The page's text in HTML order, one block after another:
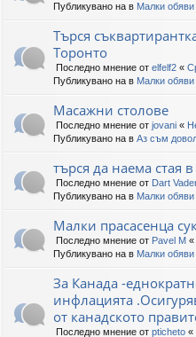
Публикувано на в Малки обяви
Търся
Торонто
Последно мнение от elfelf2 «
Публикувано на в Малки обяви
Масажни столове
Последно мнение от jovani «
Публикувано на в Аз съм
търся да наема стая
Последно мнение от Dart
Публикувано на в Малки обяви
Малки прасасенца
Последно мнение от Pavel M «
Публикувано на в Малки обяви
За Канада -
инфлацията
от канадското
Последно мнение от pticheto «